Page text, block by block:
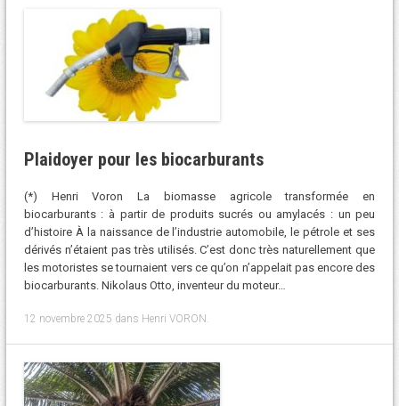
Plaidoyer pour les biocarburants
(*) Henri Voron La biomasse agricole transformée en
biocarburants : à partir de produits sucrés ou amylacés : un peu
d’histoire À la naissance de l’industrie automobile, le pétrole et ses
dérivés n’étaient pas très utilisés. C’est donc très naturellement que
les motoristes se tournaient vers ce qu’on n’appelait pas encore des
biocarburants. Nikolaus Otto, inventeur du moteur…
12 novembre 2025 dans Henri VORON